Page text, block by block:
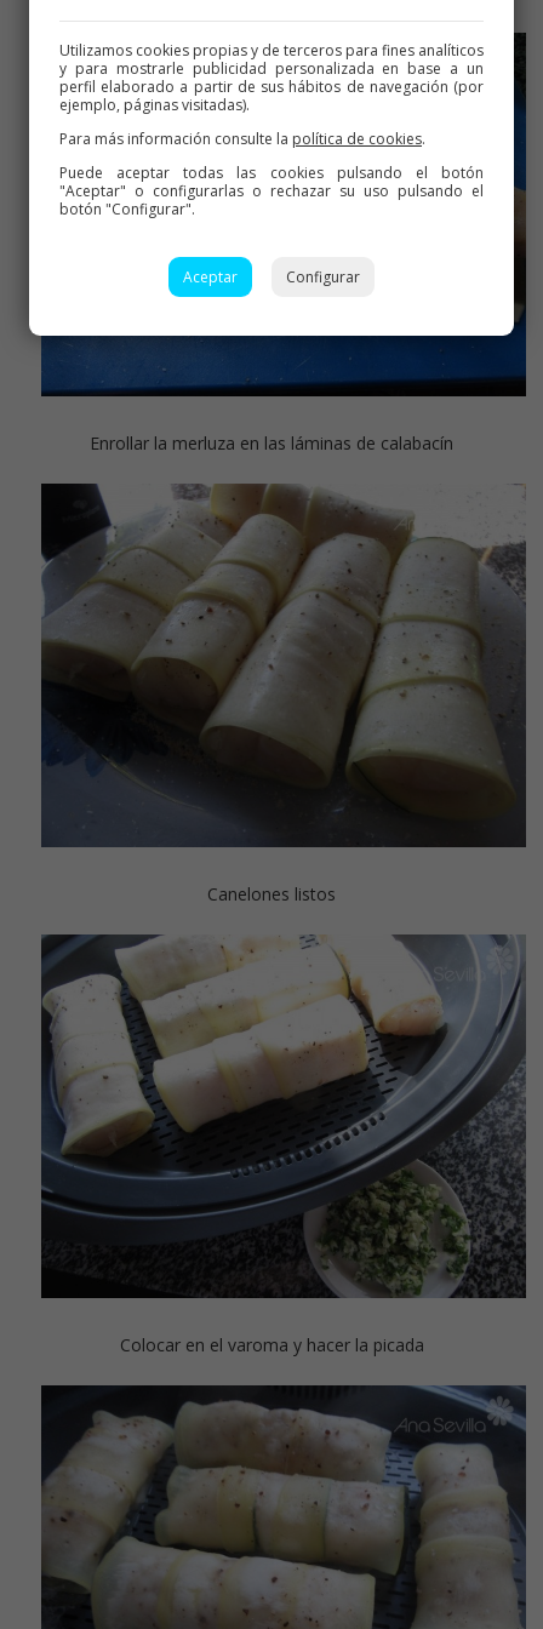
Enrollar la merluza en las láminas de calabacín
Canelones listos
Colocar en el varoma y hacer la picada
Utilizamos cookies propias y de terceros para fines analíticos
y para mostrarle publicidad personalizada en base a un
perfil elaborado a partir de sus hábitos de navegación (por
ejemplo, páginas visitadas).
Para más información consulte la política de cookies.
Puede aceptar todas las cookies pulsando el botón
"Aceptar" o configurarlas o rechazar su uso pulsando el
botón "Configurar".
Aceptar Configurar